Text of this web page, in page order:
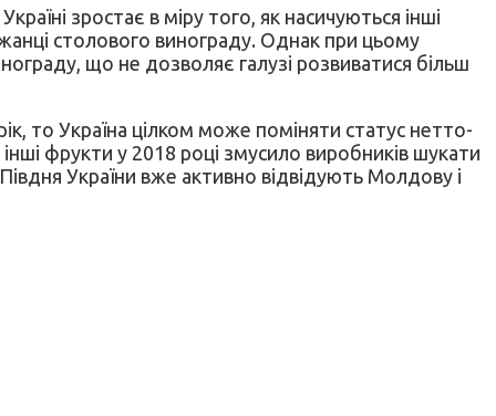
зростає в міру того, як насичуються інші
столового винограду. Однак при цьому
що не дозволяє галузі розвиватися більш
то Україна цілком може поміняти статус нетто-
інші фрукти у 2018 році змусило виробників шукати
України вже активно відвідують Молдову і